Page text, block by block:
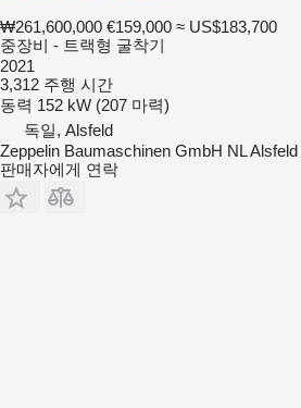
₩261,600,000 €159,000 ≈ US$183,700
중장비 - 트랙형 굴착기
2021
3,312 주행 시간
동력 152 kW (207 마력)
독일, Alsfeld
Zeppelin Baumaschinen GmbH NL Alsfeld
판매자에게 연락